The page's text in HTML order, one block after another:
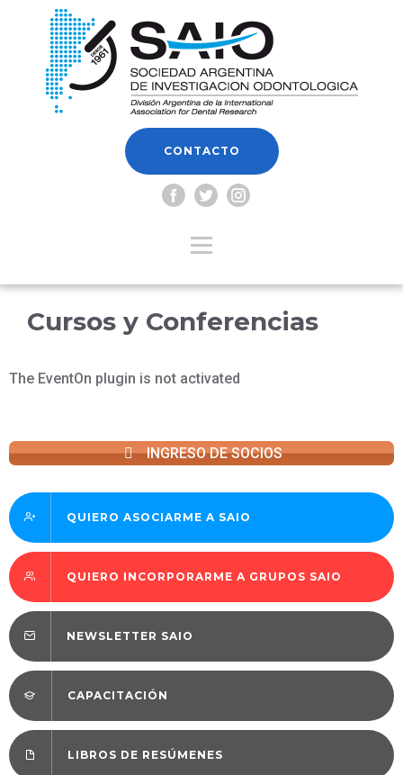
CONTACTO
Cursos y Conferencias
The EventOn plugin is not activated
INGRESO DE SOCIOS
QUIERO ASOCIARME A SAIO
QUIERO INCORPORARME A GRUPOS SAIO
NEWSLETTER SAIO
CAPACITACIÓN
LIBROS DE RESÚMENES